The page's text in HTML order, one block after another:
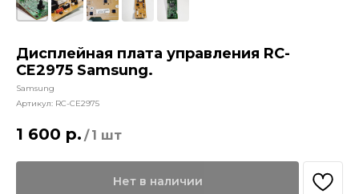
Дисплейная плата управления RC-
CE2975 Samsung.
Samsung
Артикул: RC-CE2975
1 600 р. / 1 шт
Нет в наличии